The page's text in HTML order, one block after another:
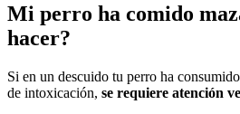
Mi perro ha comido
hacer?
Si en un descuido tu perro ha
de intoxicación, se requiere atención